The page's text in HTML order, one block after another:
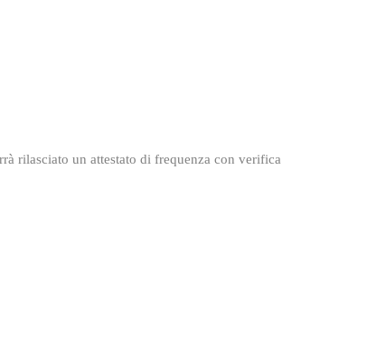
rilasciato un attestato di frequenza con verifica